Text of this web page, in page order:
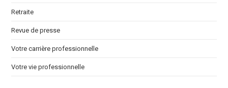
Retraite
Revue de presse
Votre carrière professionnelle
Votre vie professionnelle